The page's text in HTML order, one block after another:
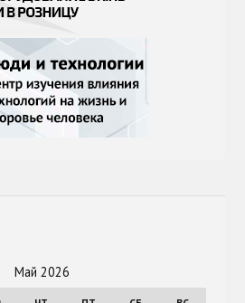
Май 2026